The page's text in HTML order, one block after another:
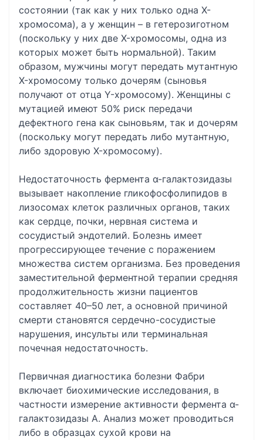
состоянии (так как у них только одна X-
хромосома), а у женщин – в гетерозиготном
(поскольку у них две X-хромосомы, одна из
которых может быть нормальной). Таким
образом, мужчины могут передать мутантную
X-хромосому только дочерям (сыновья
получают от отца Y-хромосому). Женщины с
мутацией имеют 50% риск передачи
дефектного гена как сыновьям, так и дочерям
(поскольку могут передать либо мутантную,
либо здоровую X-хромосому).
Недостаточность фермента α-галактозидазы
вызывает накопление гликофосфолипидов в
лизосомах клеток различных органов, таких
как сердце, почки, нервная система и
сосудистый эндотелий. Болезнь имеет
прогрессирующее течение с поражением
множества систем организма. Без проведения
заместительной ферментной терапии средняя
продолжительность жизни пациентов
составляет 40–50 лет, а основной причиной
смерти становятся сердечно-сосудистые
нарушения, инсульты или терминальная
почечная недостаточность.
Первичная диагностика болезни Фабри
включает биохимические исследования, в
частности измерение активности фермента α-
галактозидазы А. Анализ может проводиться
либо в образцах сухой крови на